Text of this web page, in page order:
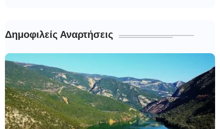
Δημοφιλείς Αναρτήσεις